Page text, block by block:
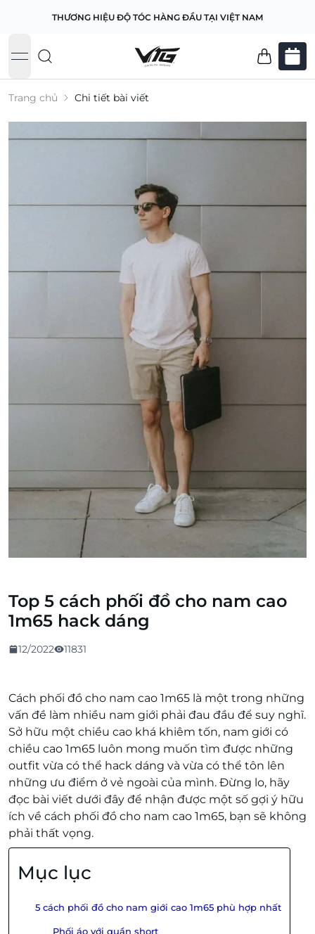
THƯƠNG HIỆU ĐỘ TÓC HÀNG ĐẦU TẠI VIỆT NAM
open navigation menu
Trang chủ Chi tiết bài viết
Top 5 cách phối đồ cho nam cao
1m65 hack dáng
12/2022 11831
Cách phối đồ cho nam cao 1m65 là một trong những
vấn đề làm nhiều nam giới phải đau đầu để suy nghĩ.
Sở hữu một chiều cao khá khiêm tốn, nam giới có
chiều cao 1m65 luôn mong muốn tìm được những
outfit vừa có thể hack dáng và vừa có thể tôn lên
những ưu điểm ở vẻ ngoài của mình. Đừng lo, hãy
đọc bài viết dưới đây để nhận được một số gợi ý hữu
ích về cách phối đồ cho nam cao 1m65, bạn sẽ không
phải thất vọng.
Mục lục
5 cách phối đồ cho nam giới cao 1m65 phù hợp nhất
Phối áo với quần short